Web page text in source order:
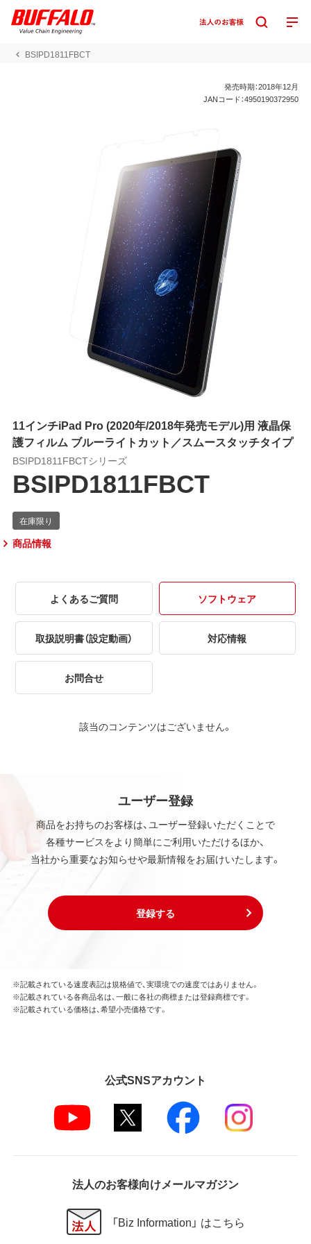
BSIPD1811FBCT
発売時期：2018年12月
JANコード：4950190372950
11インチiPad Pro (2020年/2018年発売モデル)用 液晶保
護フィルム ブルーライトカット／スムースタッチタイプ
BSIPD1811FBCTシリーズ
BSIPD1811FBCT
商品情報
よくあるご質問 ソフトウェア
取扱説明書（設定動画） 対応情報
お問合せ
該当のコンテンツはございません。
ユーザー登録
商品をお持ちのお客様は、ユーザー登録いただくことで
各種サービスをより簡単にご利用いただけるほか、
当社から重要なお知らせや最新情報をお届けいたします。
登録する
※記載されている速度表記は規格値で、実環境での速度ではありません。
※記載されている各商品名は、一般に各社の商標または登録商標です。
※記載されている価格は、希望小売価格です。
公式SNSアカウント
法人のお客様向けメールマガジン
「Biz Information」 はこちら